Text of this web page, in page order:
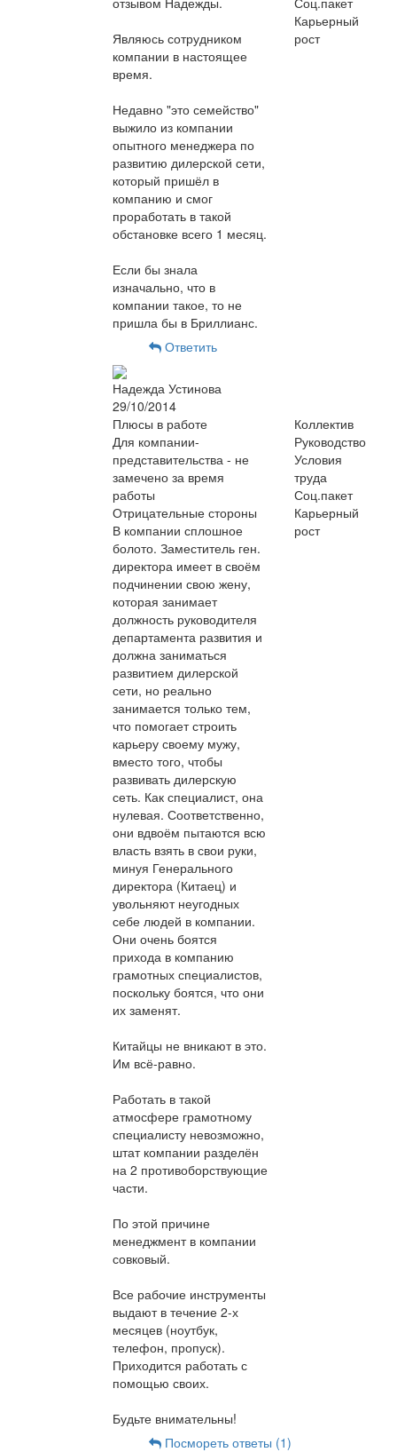
Являюсь сотрудником
компании в настоящее
время.
Недавно "это семейство"
выжило из компании
опытного менеджера по
развитию дилерской сети,
который пришёл в
компанию и смог
проработать в такой
обстановке всего 1 месяц.
Если бы знала
изначально, что в
компании такое, то не
пришла бы в Бриллианс.
Карьерный
рост
Ответить
Надежда Устинова
29/10/2014
Плюсы в работе
Для компании-
представительства - не
замечено за время
работы
Отрицательные стороны
В компании сплошное
болото. Заместитель ген.
директора имеет в своём
подчинении свою жену,
которая занимает
должность руководителя
департамента развития и
должна заниматься
развитием дилерской
сети, но реально
занимается только тем,
что помогает строить
карьеру своему мужу,
вместо того, чтобы
развивать дилерскую
сеть. Как специалист, она
нулевая. Соответственно,
они вдвоём пытаются всю
власть взять в свои руки,
минуя Генерального
директора (Китаец) и
увольняют неугодных
себе людей в компании.
Они очень боятся
прихода в компанию
грамотных специалистов,
поскольку боятся, что они
их заменят.
Китайцы не вникают в это.
Им всё-равно.
Работать в такой
атмосфере грамотному
специалисту невозможно,
штат компании разделён
на 2 противоборствующие
части.
По этой причине
менеджмент в компании
совковый.
Все рабочие инструменты
выдают в течение 2-х
месяцев (ноутбук,
телефон, пропуск).
Приходится работать с
помощью своих.
Будьте внимательны!
Коллектив
Руководство
Условия
труда
Соц.пакет
Карьерный
рост
Посмореть ответы (1)